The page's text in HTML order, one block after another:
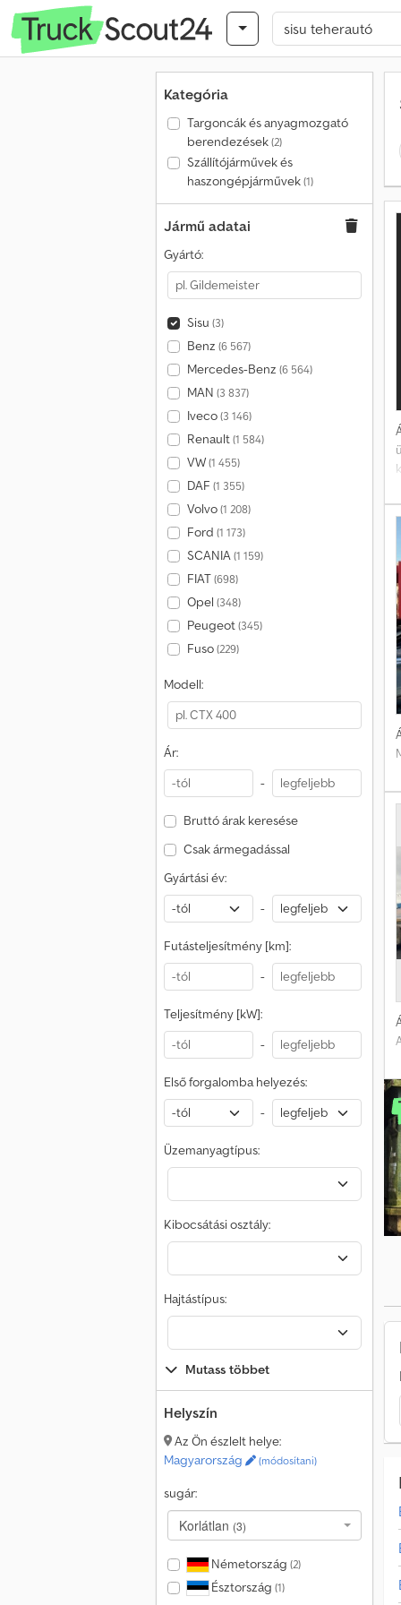
Kategória
Targoncák és anyagmozgató
berendezések(2)
Szállítójárművek és
haszongépjárművek(1)
Jármű adatai
Gyártó:
Sisu (3)
Benz (6 567)
Mercedes-Benz (6 564)
MAN (3 837)
Iveco(3 146)
Renault(1 584)
VW(1 455)
DAF (1 355)
Volvo(1 208)
Ford (1 173)
SCANIA(1 159)
FIAT(698)
Opel (348)
Peugeot(345)
Fuso(229)
Modell:
Ár:
-
Bruttó árak keresése
Csak ármegadással
Gyártási év:
-
Futásteljesítmény [km]:
-
Teljesítmény [kW]:
-
Első forgalomba helyezés:
-
Üzemanyagtípus:
Kibocsátási osztály:
Hajtástípus:
Mutass többet
Helyszín
Az Ön észlelt helye:
Magyarország
(módosítani)
sugár:
Korlátlan (3)
Németország (2)
Észtország (1)